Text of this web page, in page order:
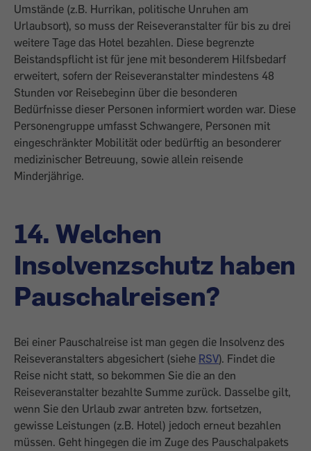
Umstände (z.B. Hurrikan, politische Unruhen am
Urlaubsort), so muss der Reiseveranstalter für bis zu drei
weitere Tage das Hotel bezahlen. Diese begrenzte
Beistandspflicht ist für jene mit besonderem Hilfsbedarf
erweitert, sofern der Reiseveranstalter mindestens 48
Stunden vor Reisebeginn über die besonderen
Bedürfnisse dieser Personen informiert worden war. Diese
Personengruppe umfasst Schwangere, Personen mit
eingeschränkter Mobilität oder bedürftig an besonderer
medizinischer Betreuung, sowie allein reisende
Minderjährige.
14. Welchen
Insolvenzschutz haben
Pauschalreisen?
Bei einer Pauschalreise ist man gegen die Insolvenz des
Reiseveranstalters abgesichert (siehe RSV). Findet die
Reise nicht statt, so bekommen Sie die an den
Reiseveranstalter bezahlte Summe zurück. Dasselbe gilt,
wenn Sie den Urlaub zwar antreten bzw. fortsetzen,
gewisse Leistungen (z.B. Hotel) jedoch erneut bezahlen
müssen. Geht hingegen die im Zuge des Pauschalpakets